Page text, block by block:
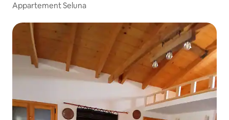
Appartement Seluna